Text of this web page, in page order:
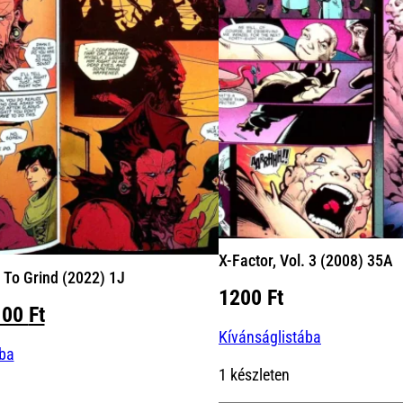
Grind (2022) 1J
FtCurrent
X-Factor, Vol. 3 (2008) 35A
1200 Ft
Kívánságlistába
1 készleten